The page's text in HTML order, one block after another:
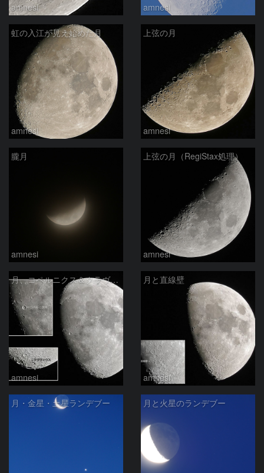
amnesi amnesi
虹の入江が見え始めた月
amnesi
上弦の月
amnesi
朧月
amnesi
上弦の月（RegiStax処理）
amnesi
月、コペルニクス＆クラヴィウスクレーター
amnesi
月と直線壁
amnesi
月・金星・土星ランデブー 月と火星のランデブー